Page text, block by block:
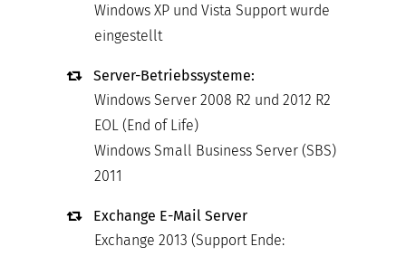
Windows XP und Vista Support wurde
eingestellt
Server-Betriebssysteme:
Windows Server 2008 R2 und 2012 R2
EOL (End of Life)
Windows Small Business Server (SBS)
2011
Exchange E-Mail Server
Exchange 2013 (Support Ende: